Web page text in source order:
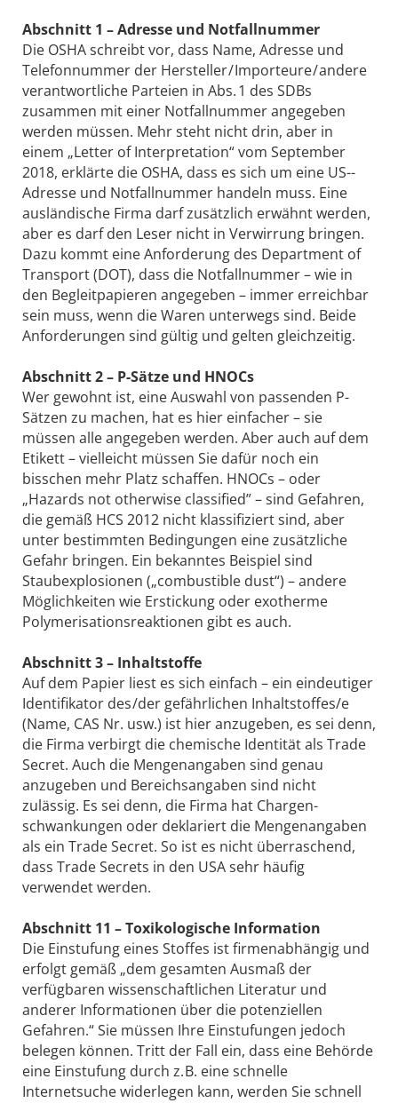
Abschnitt 1 – Adresse und Notfallnummer
Die OSHA schreibt vor, dass Name, Adresse und
Telefonnummer der Hersteller / Importeure / andere
verantwortliche Parteien in Abs. 1 des SDBs
zusammen mit einer Notfallnummer angegeben
werden müssen. Mehr steht nicht drin, aber in
einem „Letter of Interpretation“ vom September
2018, erklärte die OSHA, dass es sich um eine US-­
Adresse und Notfallnummer handeln muss. Eine
ausländische Firma darf zusätzlich erwähnt werden,
aber es darf den Leser nicht in Verwirrung bringen.
Dazu kommt eine Anforderung des Department of
Transport (DOT), dass die Notfallnummer – wie in
den Begleitpapieren angegeben – immer erreichbar
sein muss, wenn die Waren unterwegs sind. Beide
Anforderungen sind gültig und gelten gleichzeitig.
Abschnitt 2 – P-Sätze und HNOCs
Wer gewohnt ist, eine Auswahl von passenden P-
Sätzen zu machen, hat es hier einfacher – sie
müssen alle angegeben werden. Aber auch auf dem
Etikett – vielleicht müssen Sie dafür noch ein
bisschen mehr Platz schaffen. HNOCs – oder
„Hazards not otherwise classified” – sind Gefahren,
die gemäß HCS 2012 nicht klassifiziert sind, aber
unter bestimmten Bedingungen eine zusätzliche
Gefahr bringen. Ein bekanntes Beispiel sind
Staubexplosionen („com­bustible dust“) – andere
Möglichkeiten wie Erstickung oder exotherme
Polymerisationsreaktionen gibt es auch.
Abschnitt 3 – Inhaltstoffe
Auf dem Papier liest es sich einfach – ein eindeutiger
Identifikator des /der gefährlichen Inhaltstoffes/e
(Name, CAS Nr. usw.) ist hier anzugeben, es sei denn,
die Firma verbirgt die chemische Identität als Trade
Secret. Auch die Mengen­angaben sind genau
anzugeben und Bereichsangaben sind nicht
zulässig. Es sei denn, die Firma hat Chargen­
schwankungen oder deklariert die Mengenangaben
als ein Trade Secret. So ist es nicht überraschend,
dass Trade Secrets in den USA sehr häufig
verwendet werden.
Abschnitt 11 – Toxikologische Information
Die Einstufung eines Stoffes ist firmenabhängig und
erfolgt gemäß „dem gesamten Ausmaß der
verfügbaren wissenschaftlichen Literatur und
anderer Informationen über die potenziellen
Gefahren.“ Sie müssen Ihre Einstufungen jedoch
belegen können. Tritt der Fall ein, dass eine Behörde
eine Einstufung durch z. B. eine schnelle
Internetsuche widerlegen kann, werden Sie schnell